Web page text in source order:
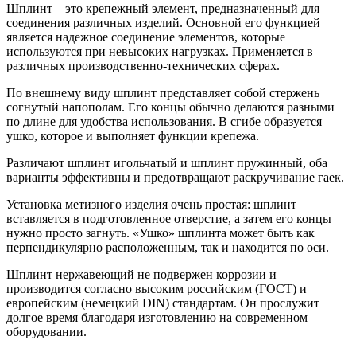
Шплинт – это крепежный элемент, предназначенный для
соединения различных изделий. Основной его функцией
является надежное соединение элементов, которые
используются при невысоких нагрузках. Применяется в
различных производственно-технических сферах.
По внешнему виду шплинт представляет собой стержень
согнутый напополам. Его концы обычно делаются разными
по длине для удобства использования. В сгибе образуется
ушко, которое и выполняет функции крепежа.
Различают шплинт игольчатый и шплинт пружинный, оба
варианты эффективны и предотвращают раскручивание гаек.
Установка метизного изделия очень простая: шплинт
вставляется в подготовленное отверстие, а затем его концы
нужно просто загнуть. «Ушко» шплинта может быть как
перпендикулярно расположенным, так и находится по оси.
Шплинт нержавеющий не подвержен коррозии и
производится согласно высоким российским (ГОСТ) и
европейским (немецкий DIN) стандартам. Он прослужит
долгое время благодаря изготовлению на современном
оборудовании.